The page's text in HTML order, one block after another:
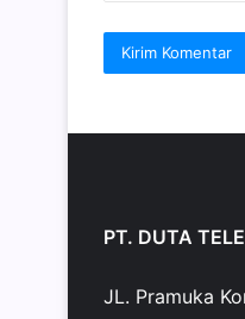
PT. DUTA
JL. Pramuka